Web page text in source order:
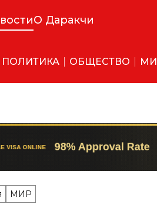
О Даракчи
ПОЛИТИКА ОБЩЕСТВО
МИР